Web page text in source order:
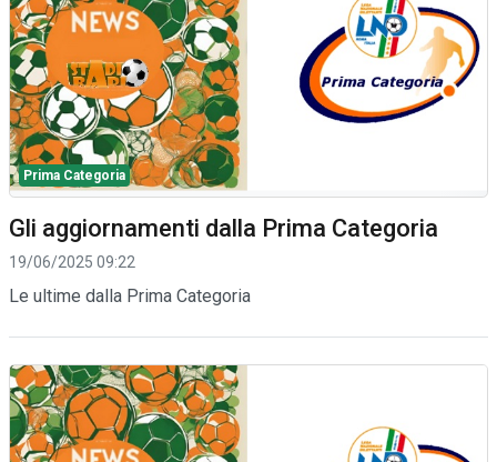
Prima Categoria
Gli aggiornamenti dalla Prima Categoria
19/06/2025 09:22
Le ultime dalla Prima Categoria